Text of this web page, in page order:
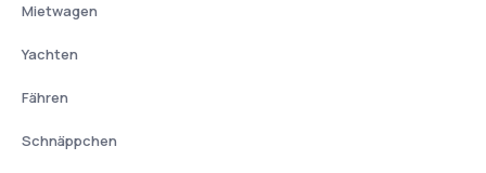
Mietwagen
Yachten
Fähren
Schnäppchen